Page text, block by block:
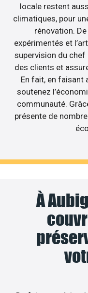
locale restent
climatiques, pour
rénovation.
expérimentés et
supervision du chef
des clients et
En fait, en faisant
soutenez
communauté.
présente de
À